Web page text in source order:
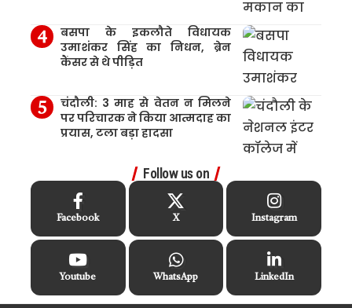
बसपा के इकलौते विधायक
उमाशंकर सिंह का निधन, ब्रेन
कैंसर से थे पीड़ित
चंदौली: 3 माह से वेतन न मिलने
पर परिचारक ने किया आत्मदाह का
प्रयास, टला बड़ा हादसा
Follow us on
Facebook X Instagram
Youtube WhatsApp LinkedIn